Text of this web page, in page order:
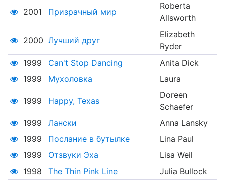
2001 Призрачный мир
Roberta
Allsworth
2000 Лучший друг
Elizabeth
Ryder
1999
Can't Stop Dancing
Anita Dick
1999
Мухоловка Laura
1999 Happy, Texas
Doreen
Schaefer
1999
Лански
Anna Lansky
1999
Послание в бутылке
Lina Paul
1999
Отзвуки Эха
Lisa Weil
1998
The Thin Pink Line Julia Bullock